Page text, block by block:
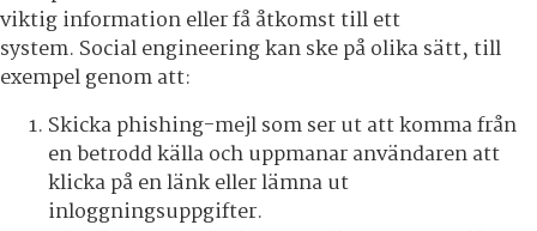
viktig information eller få åtkomst till ett
system. Social engineering kan ske på olika sätt, till
exempel genom att:
Skicka phishing-mejl som ser ut att komma från
en betrodd källa och uppmanar användaren att
klicka på en länk eller lämna ut
inloggningsuppgifter.